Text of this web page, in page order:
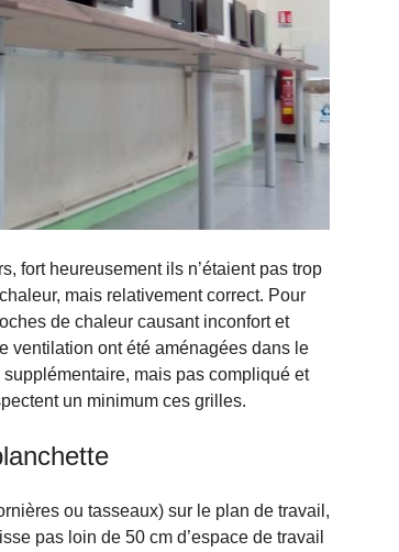
fort heureusement ils n’étaient pas trop
mais relativement correct. Pour
de chaleur causant inconfort et
ventilation ont été aménagées dans le
mais pas compliqué et
un minimum ces grilles.
ou tasseaux) sur le plan de travail,
pas loin de 50 cm d’espace de travail